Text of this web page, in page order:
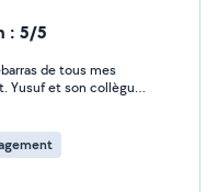
: 5/5
de tous mes
Yusuf et son collègue